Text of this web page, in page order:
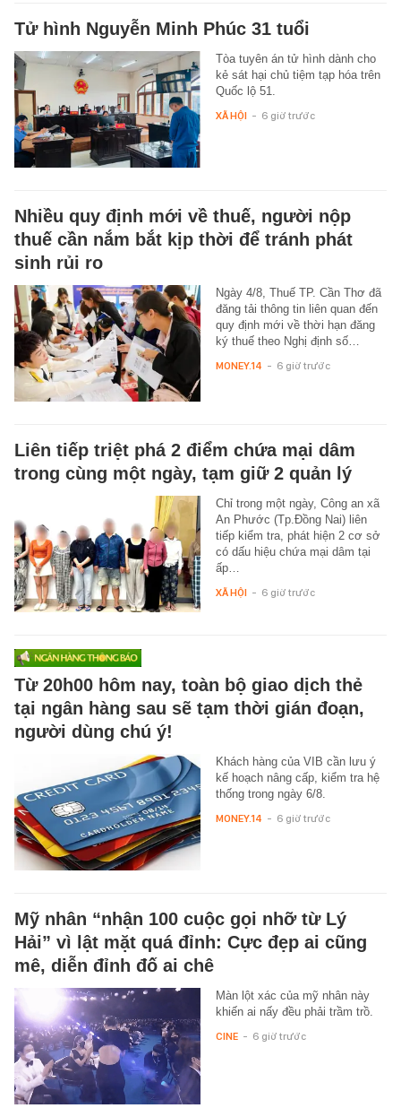
Tử hình Nguyễn Minh Phúc 31 tuổi
Tòa tuyên án tử hình dành cho
kẻ sát hại chủ tiệm tạp hóa trên
Quốc lộ 51.
XÃ HỘI - 6 giờ trước
Nhiều quy định mới về thuế, người nộp
thuế cần nắm bắt kịp thời để tránh phát
sinh rủi ro
Ngày 4/8, Thuế TP. Cần Thơ đã
đăng tải thông tin liên quan đến
quy định mới về thời hạn đăng
ký thuế theo Nghị định số…
MONEY.14 - 6 giờ trước
Liên tiếp triệt phá 2 điểm chứa mại dâm
trong cùng một ngày, tạm giữ 2 quản lý
Chỉ trong một ngày, Công an xã
An Phước (Tp.Đồng Nai) liên
tiếp kiểm tra, phát hiện 2 cơ sở
có dấu hiệu chứa mại dâm tại
ấp…
XÃ HỘI - 6 giờ trước
Từ 20h00 hôm nay, toàn bộ giao dịch thẻ
tại ngân hàng sau sẽ tạm thời gián đoạn,
người dùng chú ý!
Khách hàng của VIB cần lưu ý
kế hoạch nâng cấp, kiểm tra hệ
thống trong ngày 6/8.
MONEY.14 - 6 giờ trước
Mỹ nhân “nhận 100 cuộc gọi nhỡ từ Lý
Hải” vì lật mặt quá đỉnh: Cực đẹp ai cũng
mê, diễn đỉnh đố ai chê
Màn lột xác của mỹ nhân này
khiến ai nấy đều phải trầm trồ.
CINE - 6 giờ trước